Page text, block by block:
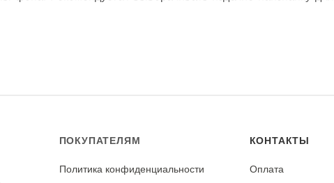
ПОКУПАТЕЛЯМ
Политика конфиденциальности
КОНТАКТЫ
Оплата